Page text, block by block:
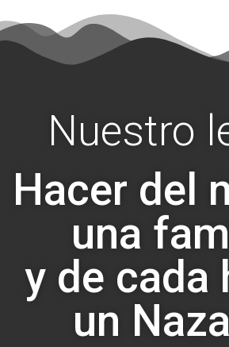
Nuestro
Hacer del
una
y de cada
un